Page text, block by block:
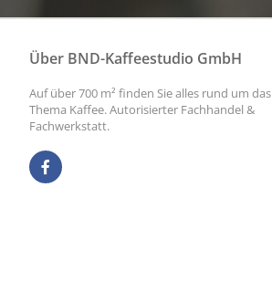
Über BND-Kaffeestudio GmbH
Auf über 700 m² finden Sie alles rund um das
Thema Kaffee. Autorisierter Fachhandel &
Fachwerkstatt.